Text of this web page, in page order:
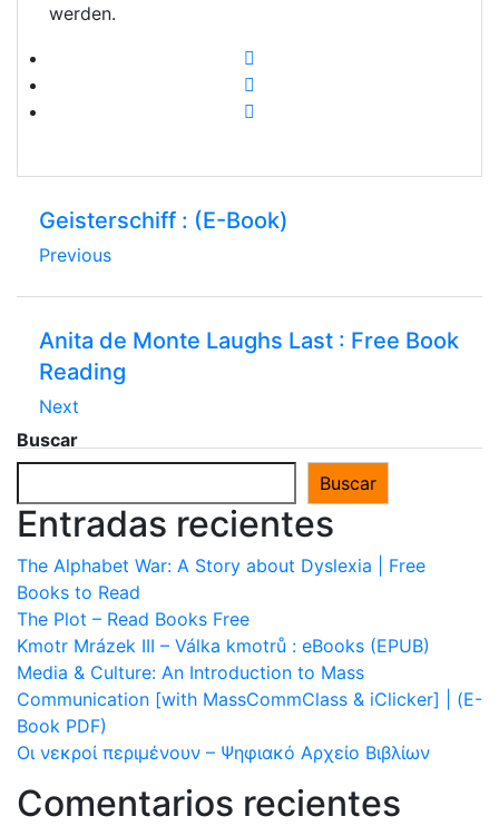
werden.
Geisterschiff : (E-Book)
Previous
Anita de Monte Laughs Last : Free Book
Reading
Next
Buscar
Buscar
Entradas recientes
The Alphabet War: A Story about Dyslexia | Free
Books to Read
The Plot – Read Books Free
Kmotr Mrázek III – Válka kmotrů : eBooks (EPUB)
Media & Culture: An Introduction to Mass
Communication [with MassCommClass & iClicker] | (E-
Book PDF)
Οι νεκροί περιμένουν – Ψηφιακό Αρχείο Βιβλίων
Comentarios recientes